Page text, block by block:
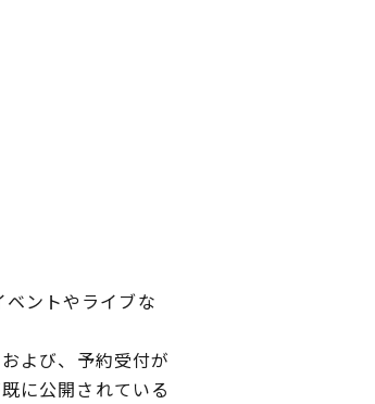
ントやライブな
よび、予約受付が
に公開されている